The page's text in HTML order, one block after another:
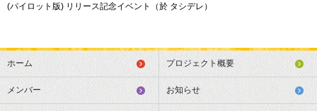
(パイロット版) リリース記念イベント（於 タシデレ）
ホーム プロジェクト概要
メンバー お知らせ